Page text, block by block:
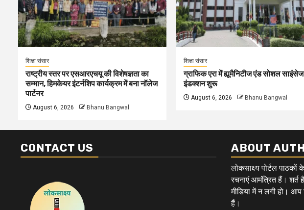
शिक्षा संसार
राष्ट्रीय स्तर पर एसआरएचयू की विशेषज्ञता का
सम्मान, हिमकेयर इंटर्नशिप कार्यक्रम में बना नॉलेज
पार्टनर
August 6, 2026 Bhanu Bangwal
शिक्षा संसार
ग्राफिक एरा में ह्यूमैनिटीज एंड सोशल
इंडक्शन शुरू
August 6, 2026 Bhanu Bangwal
CONTACT US ABOUT
लोकसाक्ष्य पोर्टल
रचनाएं आमंत्रित हैं। शर्त
मीडिया में न लगी हो।
हैं।